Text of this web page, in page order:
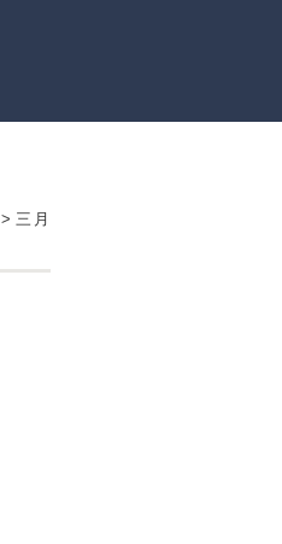
>三月